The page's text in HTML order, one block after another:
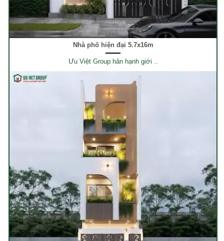
Nhà phố hiện đại 5.7x16m
Ưu Việt Group hân hạnh giới ..